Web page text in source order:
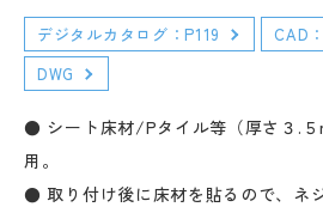
デジタルカタログ：P119 CAD
DWG
● シート床材/Pタイル等（厚さ３.５
用。
● 取り付け後に床材を貼るので、ネ